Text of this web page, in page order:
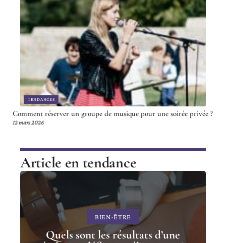
TENDANCES
Comment réserver un groupe de musique pour une soirée privée ?
12 mars 2026
Article en tendance
BIEN-ÊTRE
Quels sont les résultats d’une